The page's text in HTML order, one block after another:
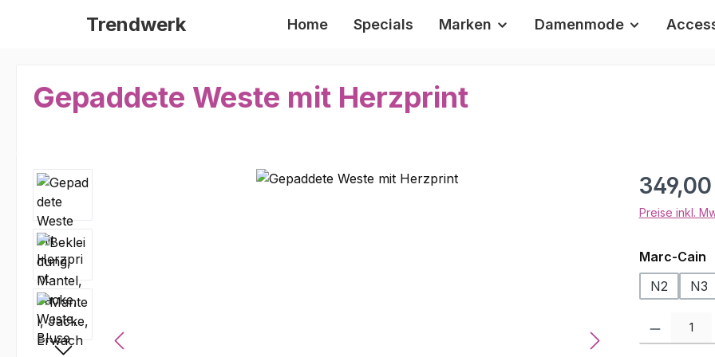
Hauptinhalt springen
Zur Suche springen
Zur Hauptnavigation springen
Trendwerk Home Specials Marken Damenmode
Gepaddete Weste mit Herzprint
Bildergalerie überspringen Regulärer
Preise inkl.
Marc-Cain
N2
N3
Produkt